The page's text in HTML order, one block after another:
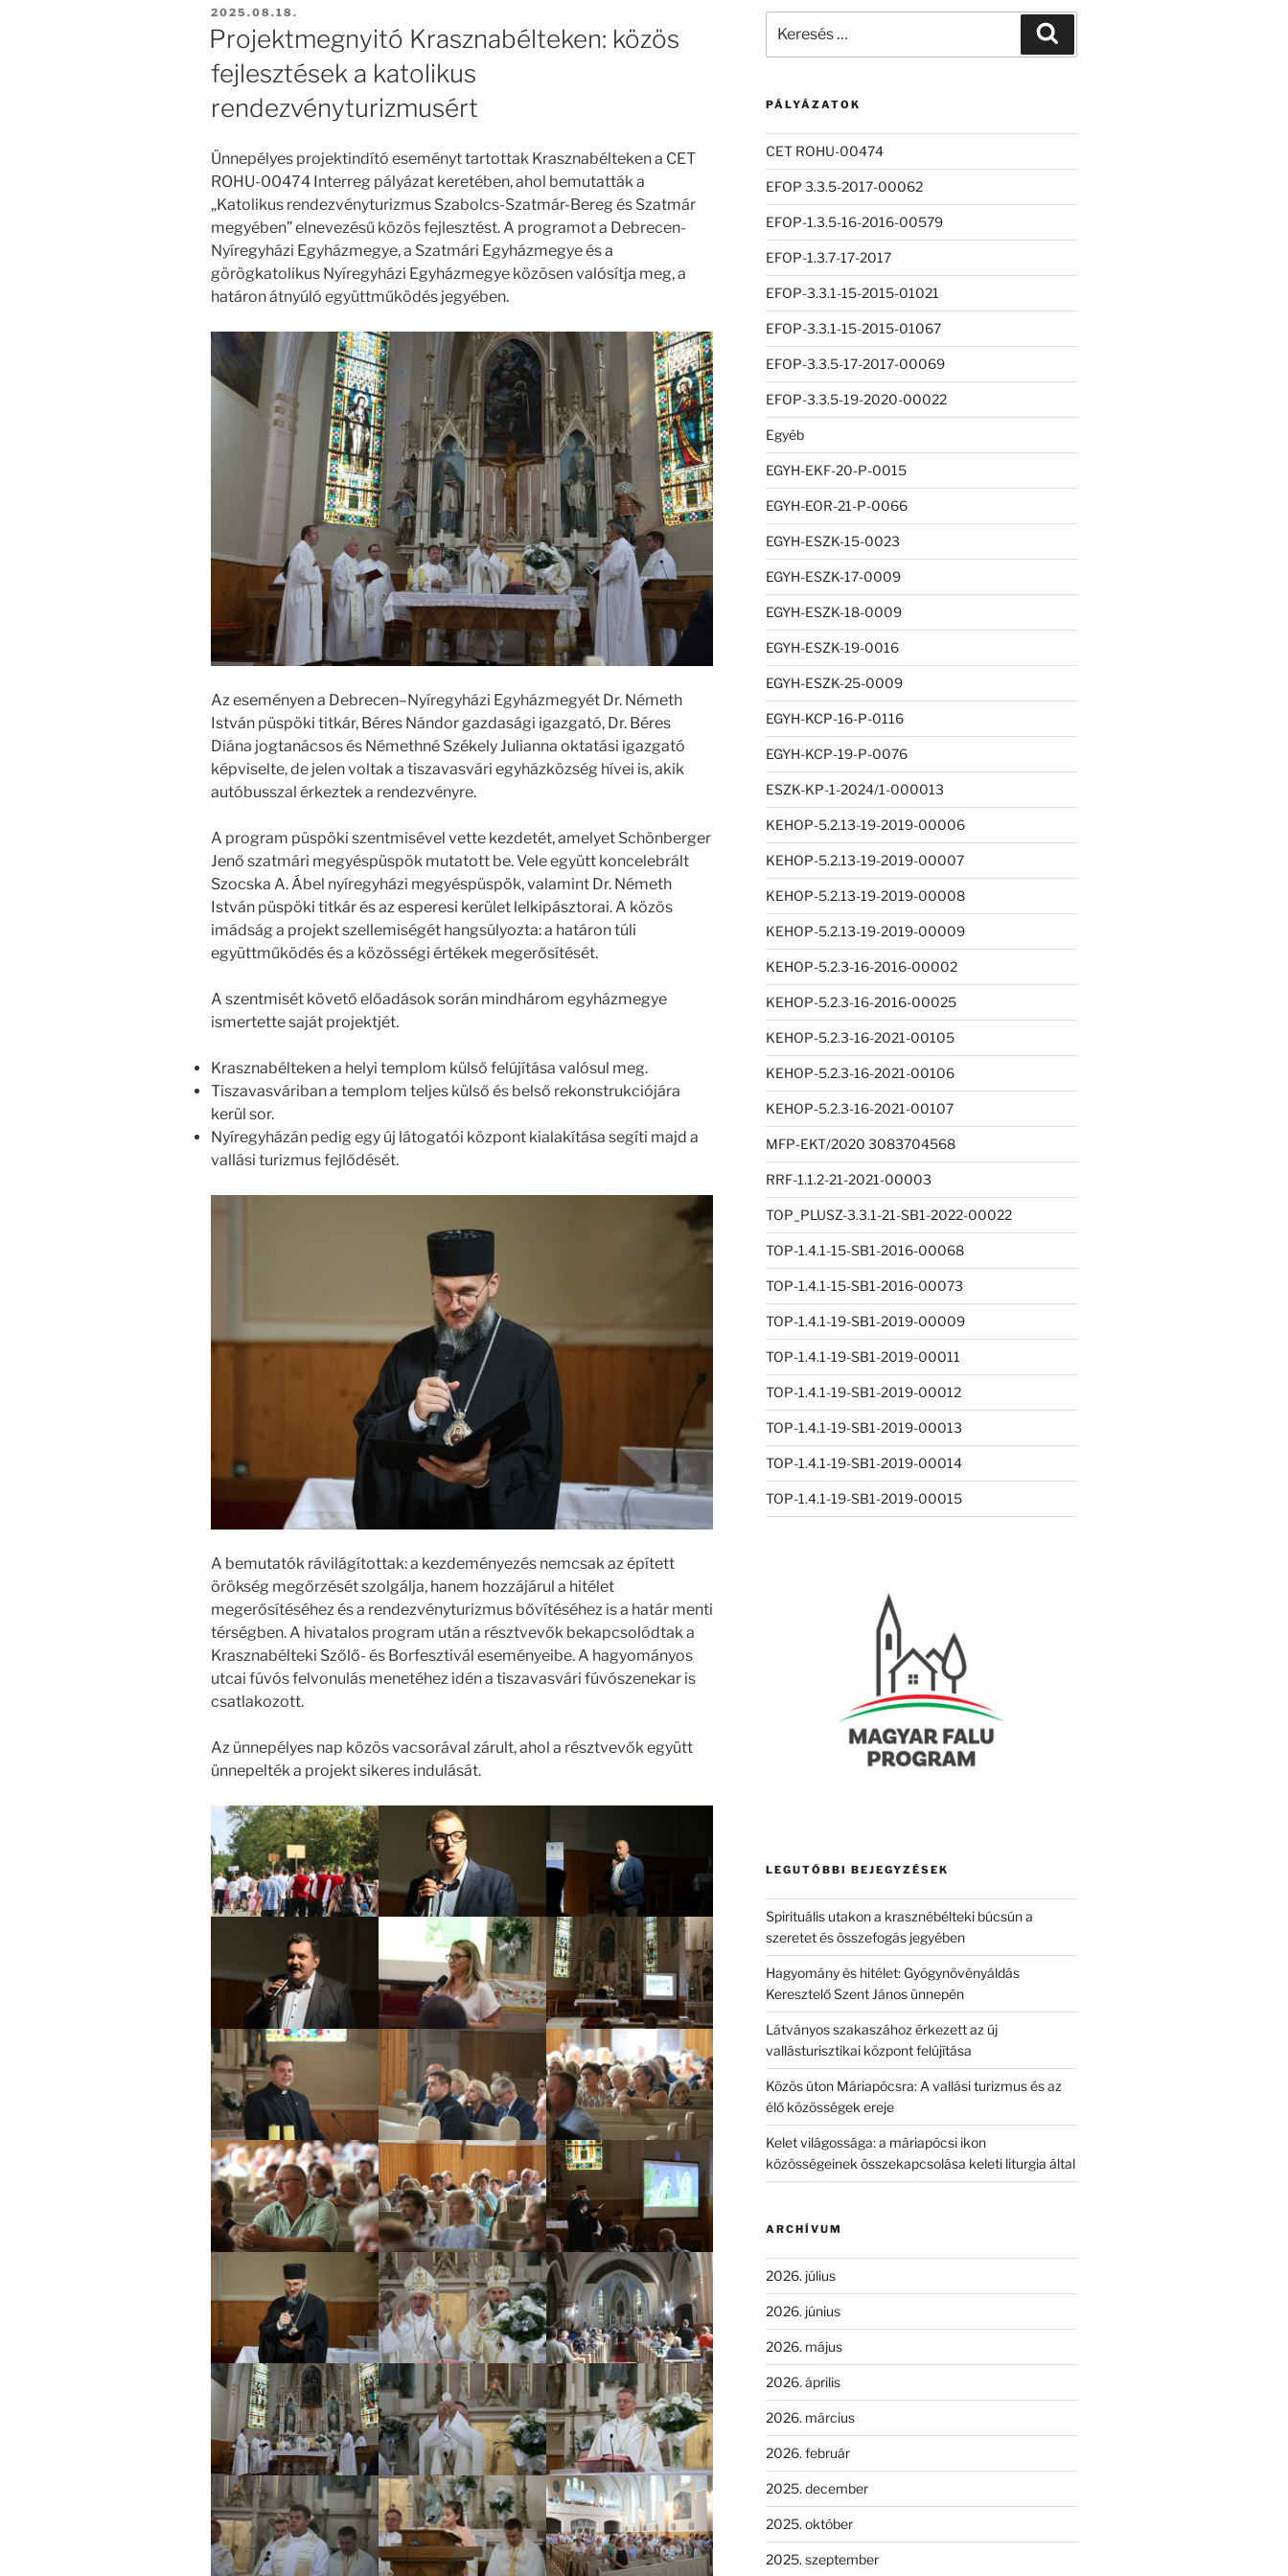
BEKÜLDVE:
2025.08.18.
Projektmegnyitó Krasznabélteken: közös
fejlesztések a katolikus
rendezvényturizmusért
Ünnepélyes projektindító eseményt tartottak Krasznabélteken a CET
ROHU-00474 Interreg pályázat keretében, ahol bemutatták a
„Katolikus rendezvényturizmus Szabolcs-Szatmár-Bereg és Szatmár
megyében” elnevezésű közös fejlesztést. A programot a Debrecen-
Nyíregyházi Egyházmegye, a Szatmári Egyházmegye és a
görögkatolikus Nyíregyházi Egyházmegye közösen valósítja meg, a
határon átnyúló együttműködés jegyében.
Az eseményen a Debrecen–Nyíregyházi Egyházmegyét Dr. Németh
István püspöki titkár, Béres Nándor gazdasági igazgató, Dr. Béres
Diána jogtanácsos és Némethné Székely Julianna oktatási igazgató
képviselte, de jelen voltak a tiszavasvári egyházközség hívei is, akik
autóbusszal érkeztek a rendezvényre.
A program püspöki szentmisével vette kezdetét, amelyet Schönberger
Jenő szatmári megyéspüspök mutatott be. Vele együtt koncelebrált
Szocska A. Ábel nyíregyházi megyéspüspök, valamint Dr. Németh
István püspöki titkár és az esperesi kerület lelkipásztorai. A közös
imádság a projekt szellemiségét hangsúlyozta: a határon túli
együttműködés és a közösségi értékek megerősítését.
A szentmisét követő előadások során mindhárom egyházmegye
ismertette saját projektjét.
Krasznabélteken a helyi templom külső felújítása valósul meg.
Tiszavasváriban a templom teljes külső és belső rekonstrukciójára
kerül sor.
Nyíregyházán pedig egy új látogatói központ kialakítása segíti majd a
vallási turizmus fejlődését.
A bemutatók rávilágítottak: a kezdeményezés nemcsak az épített
örökség megőrzését szolgálja, hanem hozzájárul a hitélet
megerősítéséhez és a rendezvényturizmus bővítéséhez is a határ menti
térségben. A hivatalos program után a résztvevők bekapcsolódtak a
Krasznabélteki Szőlő- és Borfesztivál eseményeibe. A hagyományos
utcai fúvós felvonulás menetéhez idén a tiszavasvári fúvószenekar is
csatlakozott.
Az ünnepélyes nap közös vacsorával zárult, ahol a résztvevők együtt
ünnepelték a projekt sikeres indulását.
következő
PÁLYÁZATOK
CET ROHU-00474
EFOP 3.3.5-2017-00062
EFOP-1.3.5-16-2016-00579
EFOP-1.3.7-17-2017
EFOP-3.3.1-15-2015-01021
EFOP-3.3.1-15-2015-01067
EFOP-3.3.5-17-2017-00069
EFOP-3.3.5-19-2020-00022
Egyéb
EGYH-EKF-20-P-0015
EGYH-EOR-21-P-0066
EGYH-ESZK-15-0023
EGYH-ESZK-17-0009
EGYH-ESZK-18-0009
EGYH-ESZK-19-0016
EGYH-ESZK-25-0009
EGYH-KCP-16-P-0116
EGYH-KCP-19-P-0076
ESZK-KP-1-2024/1-000013
KEHOP-5.2.13-19-2019-00006
KEHOP-5.2.13-19-2019-00007
KEHOP-5.2.13-19-2019-00008
KEHOP-5.2.13-19-2019-00009
KEHOP-5.2.3-16-2016-00002
KEHOP-5.2.3-16-2016-00025
KEHOP-5.2.3-16-2021-00105
KEHOP-5.2.3-16-2021-00106
KEHOP-5.2.3-16-2021-00107
MFP-EKT/2020 3083704568
RRF-1.1.2-21-2021-00003
TOP_PLUSZ-3.3.1-21-SB1-2022-00022
TOP-1.4.1-15-SB1-2016-00068
TOP-1.4.1-15-SB1-2016-00073
TOP-1.4.1-19-SB1-2019-00009
TOP-1.4.1-19-SB1-2019-00011
TOP-1.4.1-19-SB1-2019-00012
TOP-1.4.1-19-SB1-2019-00013
TOP-1.4.1-19-SB1-2019-00014
TOP-1.4.1-19-SB1-2019-00015
LEGUTÓBBI BEJEGYZÉSEK
Spirituális utakon a krasznébélteki búcsún a
szeretet és összefogás jegyében
Hagyomány és hitélet: Gyógynövényáldás
Keresztelő Szent János ünnepén
Látványos szakaszához érkezett az új
vallásturisztikai központ felújítása
Közös úton Máriapócsra: A vallási turizmus és az
élő közösségek ereje
Kelet világossága: a máriapócsi ikon
közösségeinek összekapcsolása keleti liturgia által
ARCHÍVUM
2026. július
2026. június
2026. május
2026. április
2026. március
2026. február
2025. december
2025. október
2025. szeptember